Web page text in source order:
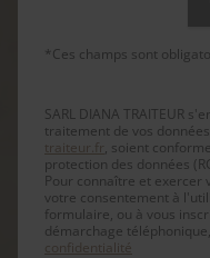
*Ces champs sont
SARL DIANA TRAITEUR
traitement de vos
traiteur.fr , soient
protection des données
Pour connaître et exercer
votre consentement à
formulaire, ou à vous
démarchage
confidentialité